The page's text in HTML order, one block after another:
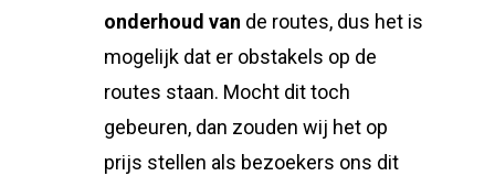
onderhoud van de routes, dus het is
mogelijk dat er obstakels op de
routes staan. Mocht dit toch
gebeuren, dan zouden wij het op
prijs stellen als bezoekers ons dit